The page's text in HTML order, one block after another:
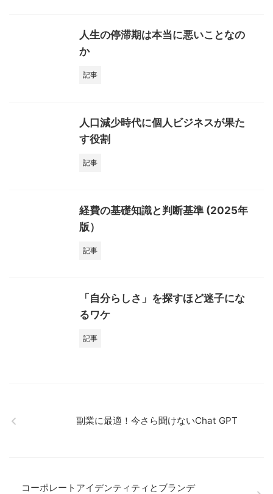
人生の停滞期は本当に悪いことなの
か
記事
人口減少時代に個人ビジネスが果た
す役割
記事
経費の基礎知識と判断基準 (2025年
版）
記事
「自分らしさ」を探すほど迷子にな
るワケ
記事
副業に最適！今さら聞けないChat GPT
コーポレートアイデンティティとブランデ